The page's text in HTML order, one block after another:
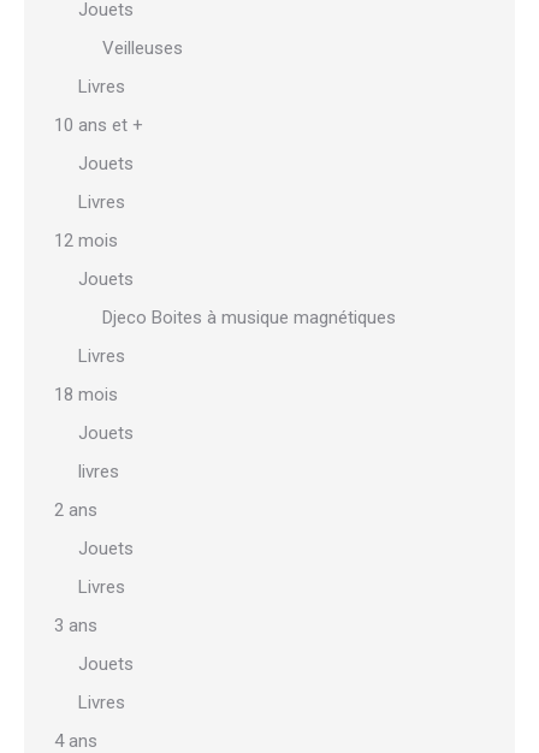
Jouets
Veilleuses
Livres
10 ans et +
Jouets
Livres
12 mois
Jouets
Djeco Boites à musique magnétiques
Livres
18 mois
Jouets
livres
2 ans
Jouets
Livres
3 ans
Jouets
Livres
4 ans